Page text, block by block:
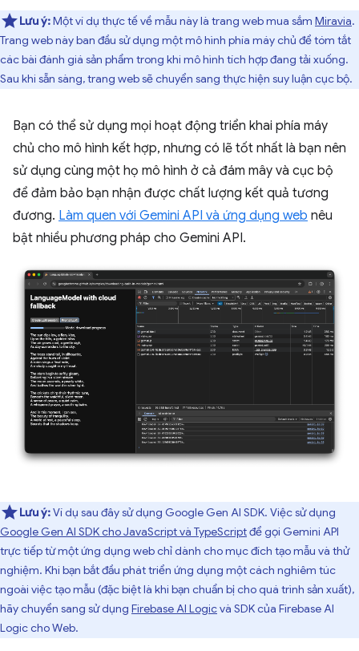
Lưu ý:Một ví dụ thực tế về mẫu này là trang web mua sắm Miravia.
Trang web này ban đầu sử dụng một mô hình phía máy chủ để tóm tắt
các bài đánh giá sản phẩm trong khi mô hình tích hợp đang tải xuống.
Sau khi sẵn sàng, trang web sẽ chuyển sang thực hiện suy luận cục bộ.
Bạn có thể sử dụng mọi hoạt động triển khai phía máy
chủ cho mô hình kết hợp, nhưng có lẽ tốt nhất là bạn nên
sử dụng cùng một họ mô hình ở cả đám mây và cục bộ
để đảm bảo bạn nhận được chất lượng kết quả tương
đương. Làm quen với Gemini API và ứng dụng web nêu
bật nhiều phương pháp cho Gemini API.
Lưu ý:Ví dụ sau đây sử dụng Google Gen AI SDK. Việc sử dụng
Google Gen AI SDK cho JavaScript và TypeScriptđể gọi Gemini API
trực tiếp từ một ứng dụng web chỉ dành cho mục đích tạo mẫu và thử
nghiệm. Khi bạn bắt đầu phát triển ứng dụng một cách nghiêm túc
ngoài việc tạo mẫu (đặc biệt là khi bạn chuẩn bị cho quá trình sản xuất),
hãy chuyển sang sử dụng Firebase AI Logicvà SDK của Firebase AI
Logic cho Web.